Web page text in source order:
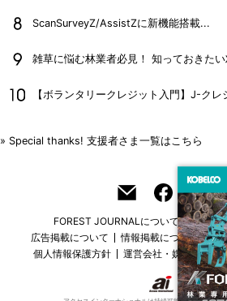
ScanSurveyZ/AssistZに新機能搭載...
雑草に悩む林業者必見！ 知っておきた
【ボランタリークレジット入門】J-クレ
» Special thanks! 支援者さま一覧はこちら
FOREST JOURNALについて
フリー
広告掲載について
情報掲載について お
個人情報保護方針
運営会社・媒体一覧